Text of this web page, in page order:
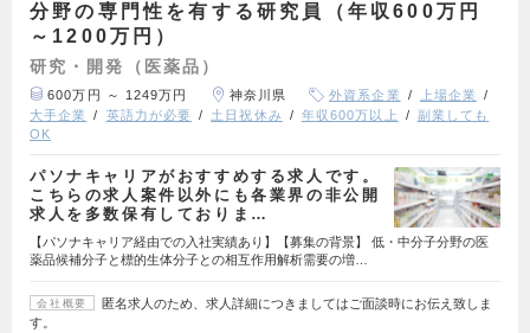
分野の専門性を有する研究員（年収600万円
～1200万円）
研究・開発（医薬品）
600万円 ～ 1249万円 神奈川県 外資系企業
上場企業
大手企業
英語力が必要 土日祝休み 年収600万以上
副業しても
OK
パソナキャリアがおすすめする求人です。
こちらの求人案件以外にも各業界の非公開
求人を多数保有しておりま…
【パソナキャリア経由での入社実績あり】【募集の背景】 低・中分子分野の医
薬品候補分子と標的生体分子との相互作用解析需要の増…
会社概要
匿名求人のため、求人詳細につきましてはご面談時にお伝え致しま
す。